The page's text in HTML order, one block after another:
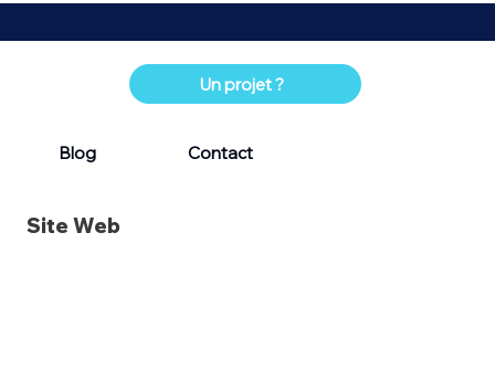
Un projet ?
Blog Contact
Site Web